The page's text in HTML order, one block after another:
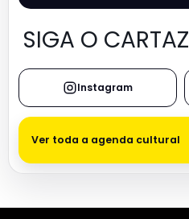
SIGA O CARTAZ
Instagram
Ver toda a agenda cultural